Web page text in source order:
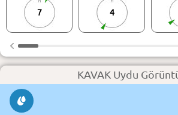
7 4
KAVAK Uydu